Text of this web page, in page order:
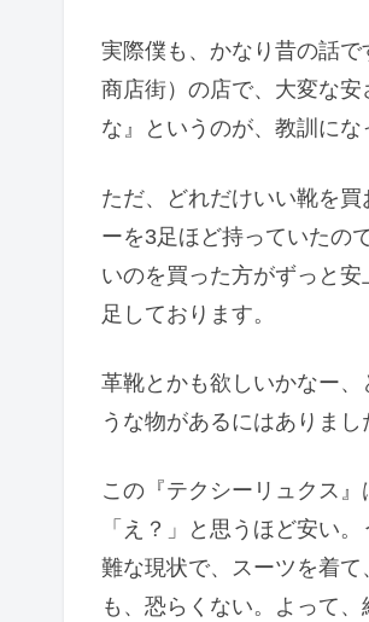
実際僕も、かなり昔の話
商店街）の店で、大変な
な』というのが、教訓にな
ただ、どれだけいい靴を
ーを3足ほど持っていたの
いのを買った方がずっと
足しております。
革靴とかも欲しいかなー
うな物があるにはありまし
この『テクシーリュクス
「え？」と思うほど安い
難な現状で、スーツを着
も、恐らくない。よって、